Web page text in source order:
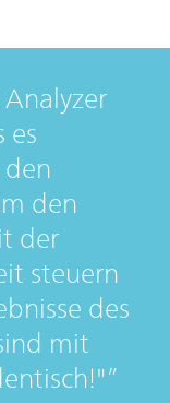
den
der
steuern
des
mit